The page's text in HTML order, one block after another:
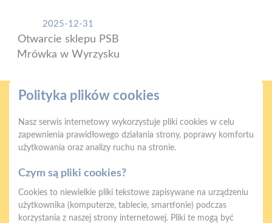
2025-12-31
Otwarcie sklepu PSB
Mrówka w Wyrzysku
Gwarancja jakości
Zakupy w systemie
Polityka plików cookies
Nasz serwis internetowy wykorzystuje pliki cookies w celu
zapewnienia prawidłowego działania strony, poprawy komfortu
użytkowania oraz analizy ruchu na stronie.
Czym są pliki cookies?
Cookies to niewielkie pliki tekstowe zapisywane na urządzeniu
użytkownika (komputerze, tablecie, smartfonie) podczas
korzystania z naszej strony internetowej. Pliki te mogą być